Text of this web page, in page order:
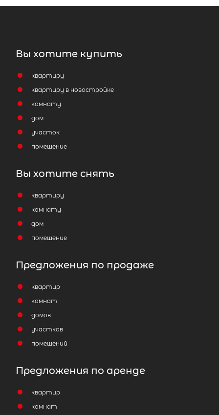
Вы хотите купить
квартиру
квартиру в новостройке
комнату
дом
участок
помещение
Вы хотите снять
квартиру
комнату
дом
помещение
Предложения по продаже
квартир
комнат
домов
участков
помещений
Предложения по аренде
квартир
комнат